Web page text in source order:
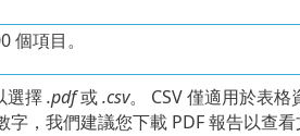
項目。
選擇.pdf或.csv。 CSV 僅適用於表格
，我們建議您下載 PDF 報告以查看